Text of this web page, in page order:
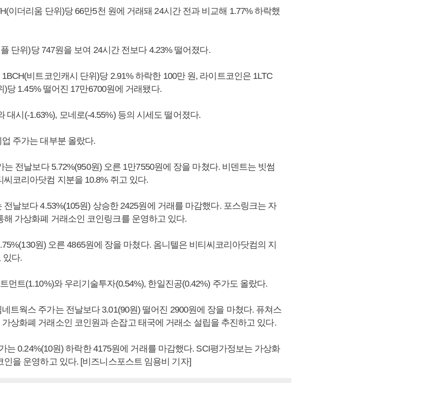
이더리움 단위)당 66만5천 원에 거래돼 24시간 전과 비교해 1.77% 하락했
단위)당 747원을 보여 24시간 전보다 4.23% 떨어졌다.
비트코인캐시 단위)당 2.91% 하락한 100만 원, 라이트코인은 1LTC
)당 1.45% 떨어진 17만6700원에 거래됐다.
대시(-1.63%), 모네로(-4.55%) 등의 시세도 떨어졌다.
주가는 대부분 올랐다.
는 전날보다 5.72%(950원) 오른 1만7550원에 장을 마쳤다. 비덴트는 빗썸
씨코리아닷컴 지분을 10.8% 쥐고 있다.
전날보다 4.53%(105원) 상승한 2425원에 거래를 마감했다. 포스링크는 자
해 가상화폐 거래소인 코인링크를 운영하고 있다.
원) 오른 4865원에 장을 마쳤다. 옴니텔은 비티씨코리아닷컴의 지
있다.
먼트(1.10%)와 우리기술투자(0.54%), 한일진공(0.42%) 주가도 올랐다.
트웍스 주가는 전날보다 3.01(90원) 떨어진 2900원에 장을 마쳤다. 퓨쳐스
상화폐 거래소인 코인원과 손잡고 태국에 거래소 설립을 추진하고 있다.
는 0.24%(10원) 하락한 4175원에 거래를 마감했다. SCI평가정보는 가상화
인을 운영하고 있다. [비즈니스포스트 임용비 기자]